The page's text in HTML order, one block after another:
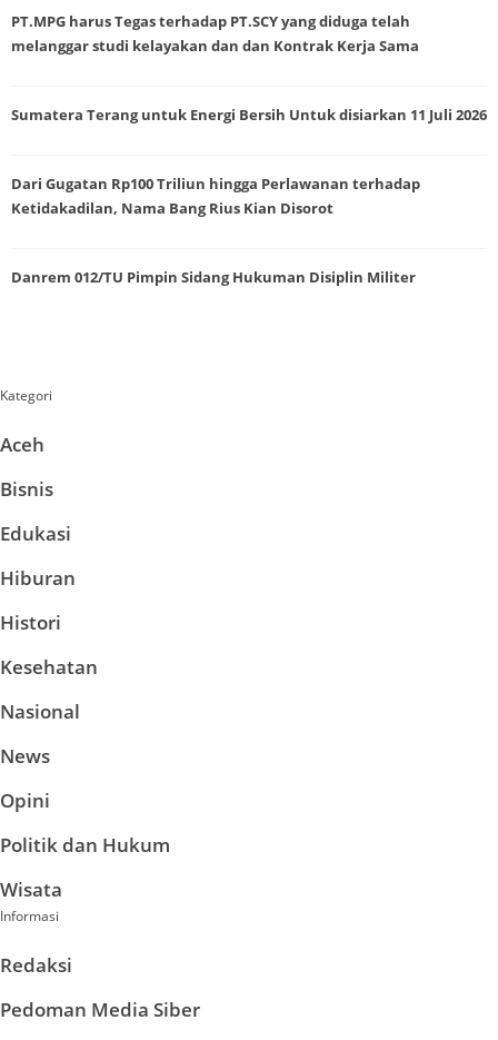
PT.MPG harus Tegas terhadap PT.SCY yang diduga telah
melanggar studi kelayakan dan dan Kontrak Kerja Sama
Sumatera Terang untuk Energi Bersih Untuk disiarkan 11 Juli 2026
Dari Gugatan Rp100 Triliun hingga Perlawanan terhadap
Ketidakadilan, Nama Bang Rius Kian Disorot
Danrem 012/TU Pimpin Sidang Hukuman Disiplin Militer
Kategori
Aceh
Bisnis
Edukasi
Hiburan
Histori
Kesehatan
Nasional
News
Opini
Politik dan Hukum
Wisata
Informasi
Redaksi
Pedoman Media Siber